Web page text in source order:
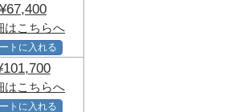
¥67,400
はこちらへ
トに入れる
はこちらへ
トに入れる